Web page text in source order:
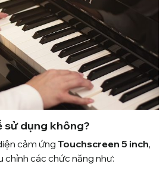
sử dụng không?
cảm ứng Touchscreen 5 inch,
chỉnh các chức năng như: